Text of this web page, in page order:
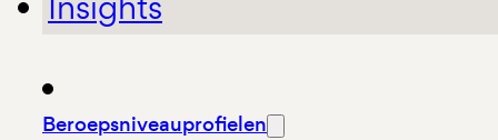
Beroepsniveauprofielen